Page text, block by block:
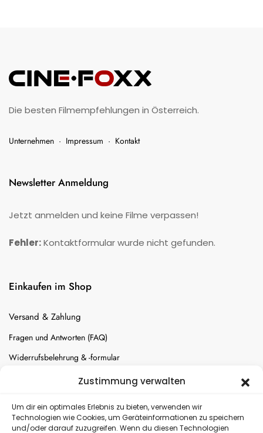
Zustimmung verwalten
Um dir ein optimales Erlebnis zu bieten, verwenden wir
Technologien wie Cookies, um Geräteinformationen zu speichern
und/oder darauf zuzugreifen. Wenn du diesen Technologien
Die besten Filmempfehlungen in Österreich.
Unternehmen · Impressum · Kontakt
Newsletter Anmeldung
Jetzt anmelden und keine Filme verpassen!
Fehler:Kontaktformular wurde nicht gefunden.
Einkaufen im Shop
Versand & Zahlung
Fragen und Antworten (FAQ)
Widerrufsbelehrung & -formular
Batterien-Entsorgung